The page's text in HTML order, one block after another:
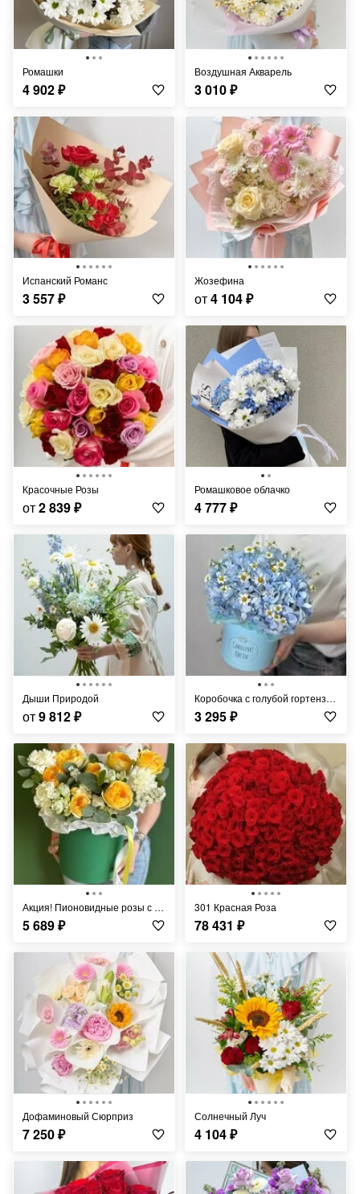
Ромашки
4 902₽
Воздушная Акварель
3 010₽
Испанский Романс
3 557₽
Жозефина
от4 104₽
Красочные Розы
от2 839₽
Ромашковое облачко
4 777₽
Дыши Природой
от9 812₽
Коробочка с голубой гортензией и ромашками
3 295₽
Акция! Пионовидные розы с диантусами и статицей
5 689₽
301 Красная Роза
78 431 ₽
Дофаминовый Сюрприз
7 250₽
Солнечный Луч
4 104₽